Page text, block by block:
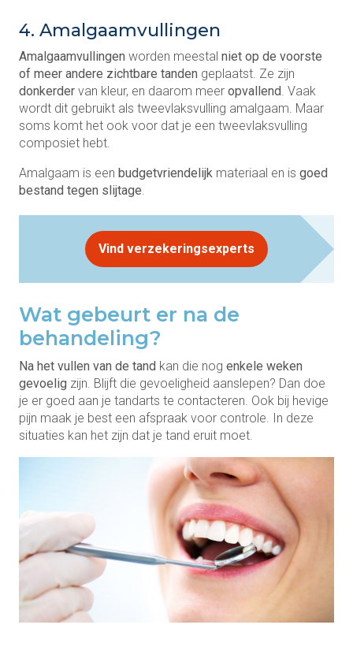
4. Amalgaamvullingen
Amalgaamvullingen worden meestal niet op de voorste
of meer andere zichtbare tanden geplaatst. Ze zijn
donkerder van kleur, en daarom meer opvallend . Vaak
wordt dit gebruikt als tweevlaksvulling amalgaam. Maar
soms komt het ook voor dat je een tweevlaksvulling
composiet hebt.
Amalgaam is een budgetvriendelijk materiaal en is goed
bestand tegen slijtage
Vind verzekeringsexperts
Wat gebeurt er na de
behandeling?
Na het vullen van de tand kan die nog enkele weken
gevoelig zijn. Blijft die gevoeligheid aanslepen? Dan doe
je er goed aan je tandarts te contacteren. Ook bij hevige
pijn maak je best een afspraak voor controle. In deze
situaties kan het zijn dat je tand eruit moet.